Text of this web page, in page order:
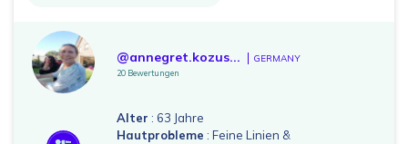
@annegret.kozus... GERMANY
20 Bewertungen
Alter : 63 Jahre
Hautprobleme : Feine Linien &